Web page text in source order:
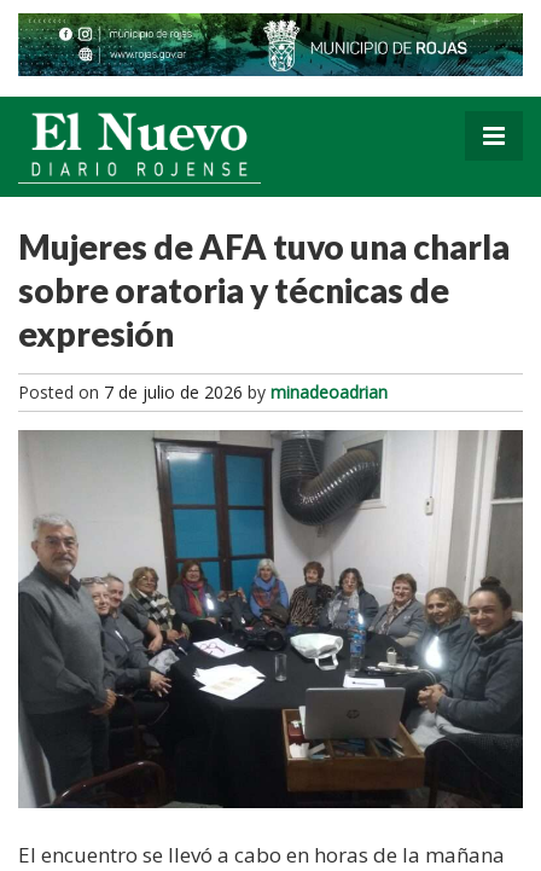
Mujeres de AFA tuvo una charla
sobre oratoria y técnicas de
expresión
Posted on 7 de julio de 2026 by minadeoadrian
El encuentro se llevó a cabo en horas de la mañana